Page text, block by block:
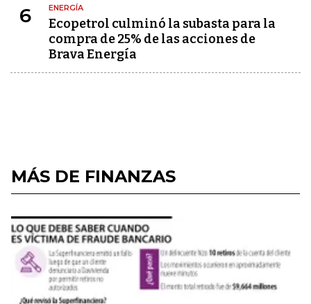
6 ENERGÍA
Ecopetrol culminó la subasta para la
compra de 25% de las acciones de
Brava Energía
MÁS DE FINANZAS